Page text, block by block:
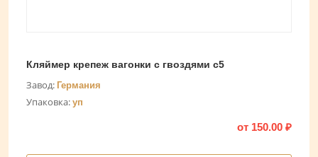
Кляймер крепеж вагонки с гвоздями с5
Завод: Германия
Упаковка: уп
от 150.00 ₽